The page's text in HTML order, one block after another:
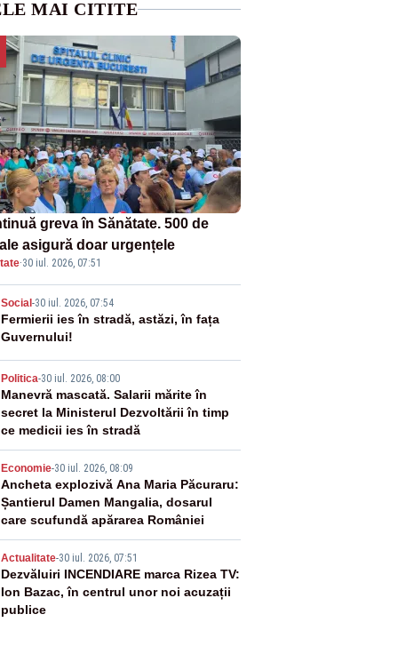
MAI CITITE
greva în Sănătate. 500 de
asigură doar urgențele
·30 iul. 2026, 07:51
Social -30 iul. 2026, 07:54
Fermierii ies în stradă, astăzi, în fața
Guvernului!
Politica-30 iul. 2026, 08:00
Manevră mascată. Salarii mărite în
secret la Ministerul Dezvoltării în timp
ce medicii ies în stradă
Economie-30 iul. 2026, 08:09
Ancheta explozivă Ana Maria Păcuraru:
Șantierul Damen Mangalia, dosarul
care scufundă apărarea României
Actualitate-30 iul. 2026, 07:51
Dezvăluiri INCENDIARE marca Rizea TV:
Ion Bazac, în centrul unor noi acuzații
publice